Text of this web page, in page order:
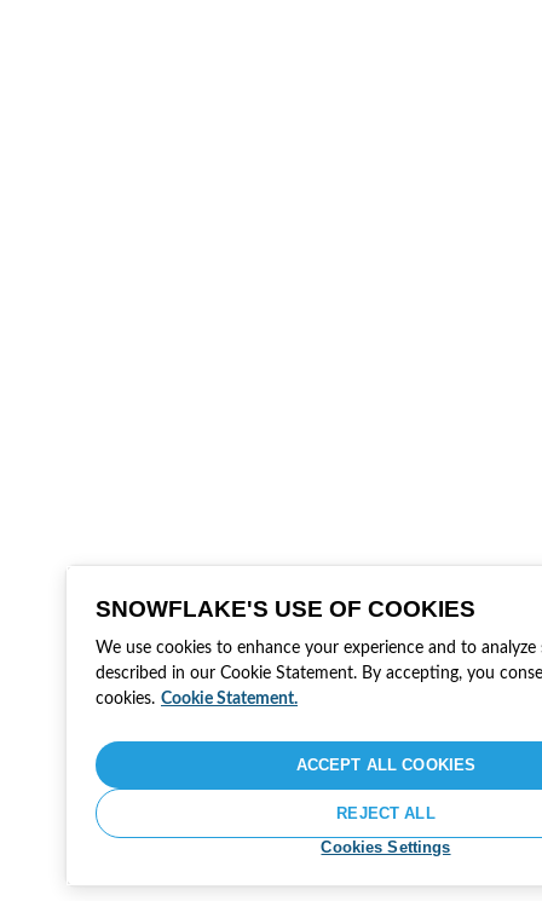
SNOWFLAKE'S USE OF COOKIES
We use cookies to enhance your experience and to analyze
described in our Cookie Statement. By accepting, you
cookies. Cookie Statement.
Cookies Settings
REJECT ALL
ACCEPT ALL COOKIES